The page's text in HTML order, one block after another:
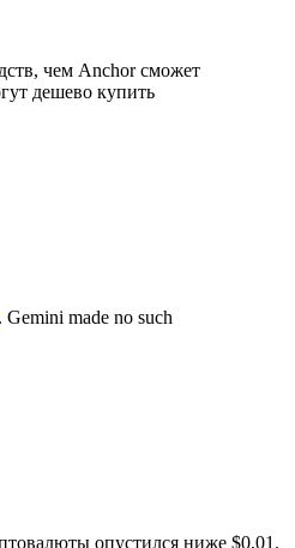
чем Anchor сможет
дешево купить
. Gemini made no such
опустился ниже $0,01.